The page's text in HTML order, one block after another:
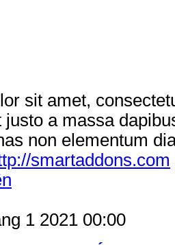
sit amet,
justo a massa
non elementum
smartaddons.com
1 2021 00:00